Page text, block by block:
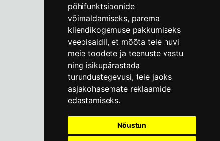
põhifunktsioonide
võimaldamiseks, parema
kliendikogemuse pakkumiseks
veebisaidil, et mõõta teie huvi
meie toodete ja teenuste vastu
ning isikupärastada
turundustegevusi, teie jaoks
asjakohasemate reklaamide
edastamiseks.
Nõustun
Tallinna Linnamuuseum
Vene 17
E-R kell 9-17(+372) 610 4178
info@linnamuuseum.ee
Küpsisepoliitika